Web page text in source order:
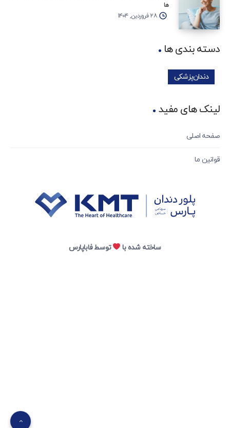
ها
۲۸ فروردین, ۱۴۰۴
دسته بندی ها
دندان‌پزشکی
لینک های مفید
صفحه اصلی
قوانین ما
ساخته شده با توسط فاباپارس